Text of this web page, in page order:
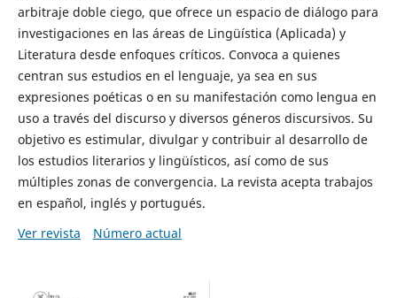
arbitraje doble ciego, que ofrece un espacio de diálogo para
investigaciones en las áreas de Lingüística (Aplicada) y
Literatura desde enfoques críticos. Convoca a quienes
centran sus estudios en el lenguaje, ya sea en sus
expresiones poéticas o en su manifestación como lengua en
uso a través del discurso y diversos géneros discursivos. Su
objetivo es estimular, divulgar y contribuir al desarrollo de
los estudios literarios y lingüísticos, así como de sus
múltiples zonas de convergencia. La revista acepta trabajos
en español, inglés y portugués.
Ver revista
Número actual